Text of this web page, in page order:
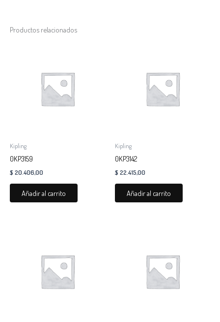
Productos relacionados
Kipling
0KP3159
$ 20.406,00
Añadir al carrito
Kipling
0KP3142
$ 22.415,00
Añadir al carrito